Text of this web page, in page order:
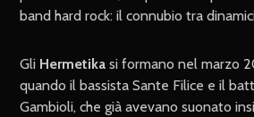
band hard rock: il connubio tra
Gli Hermetika si formano nel marzo
quando il bassista Sante Filice e il
Gambioli, che già avevano suonato